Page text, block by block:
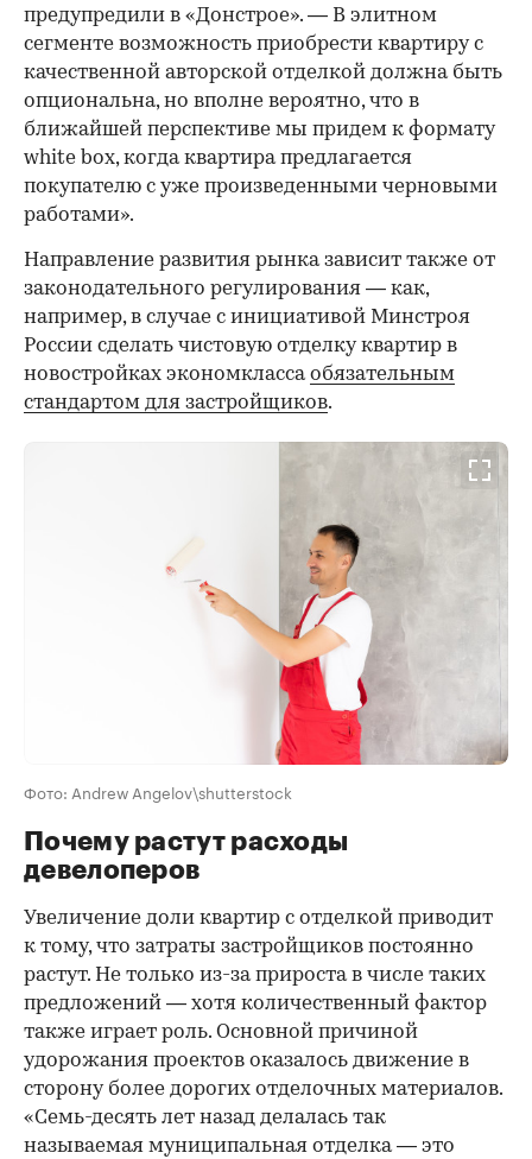
предупредили в «Донстрое». — В элитном
сегменте возможность приобрести квартиру с
качественной авторской отделкой должна быть
опциональна, но вполне вероятно, что в
ближайшей перспективе мы придем к формату
white box, когда квартира предлагается
покупателю с уже произведенными черновыми
работами».
Направление развития рынка зависит также от
законодательного регулирования — как,
например, в случае с инициативой Минстроя
России сделать чистовую отделку квартир в
новостройках экономклассаобязательным
стандартом для застройщиков.
Фото: Andrew Angelov\shutterstock
Почему растут расходы
девелоперов
Увеличение доли квартир с отделкой приводит
к тому, что затраты застройщиков постоянно
растут. Не только из-за прироста в числе таких
предложений — хотя количественный фактор
также играет роль. Основной причиной
удорожания проектов оказалось движение в
сторону более дорогих отделочных материалов.
«Семь-десять лет назад делалась так
называемая муниципальная отделка — это